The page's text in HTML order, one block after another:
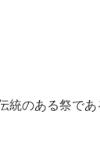
のある祭であ